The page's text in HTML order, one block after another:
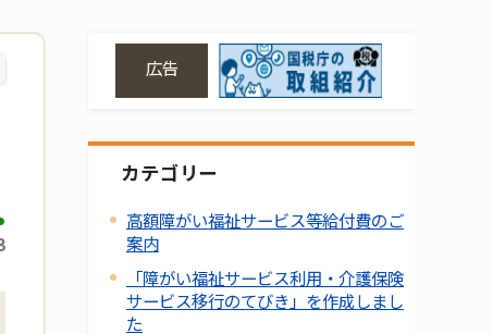
広告
カテゴリー
高額障がい福祉サービス等給付費のご
案内
「障がい福祉サービス利用・介護保険
サービス移行のてびき」を作成しまし
た